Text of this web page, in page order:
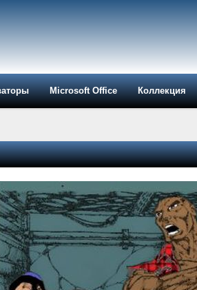
Microsoft Office Коллекция